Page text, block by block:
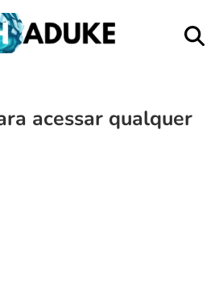
acessar qualquer